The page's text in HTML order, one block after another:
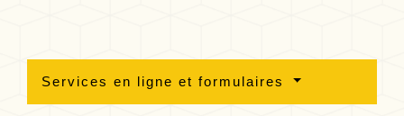
Services en ligne et formulaires